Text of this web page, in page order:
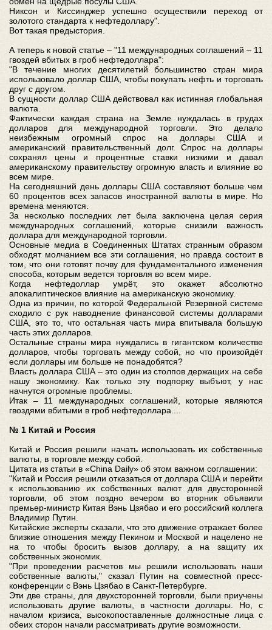
Никсон и Киссинджер успешно осуществили переход от
золотого стандарта к нефтедоллару".
Вот такая предыстория.
А теперь к новой статье – "11 международных соглашений – 11
гвоздей вбитых в гроб нефтедоллара":
"В течение многих десятилетий большинство стран мира
использовало доллар США, чтобы покупать нефть и торговать
друг с другом.
В сущности доллар США действовал как истинная глобальная
валюта.
Фактически каждая страна на Земле нуждалась в грудах
долларов для международной торговли. Это делало
неизбежным огромный спрос на доллары США и
американский правительственный долг. Спрос на доллары
сохранял цены и процентные ставки низкими и давал
американскому правительству огромную власть и влияние во
всем мире.
На сегодняшний день доллары США составляют больше чем
60 процентов всех запасов иностранной валюты в мире. Но
времена меняются.
За несколько последних лет была заключена целая серия
международных соглашений, которые снизили важность
доллара для международной торговли.
Основные медиа в Соединенных Штатах странным образом
обходят молчанием все эти соглашения, но правда состоит в
том, что они готовят почву для фундаментального изменения
способа, которым ведется торговля во всем мире.
Когда нефтедоллар умрёт, это окажет абсолютно
апокалиптическое влияние на американскую экономику.
Одна из причин, по которой Федеральной Резервной системе
сходило с рук наводнение финансовой системы долларами
США, это то, что остальная часть мира впитывала большую
часть этих долларов.
Остальные страны мира нуждались в гигантском количестве
долларов, чтобы торговать между собой, но что произойдёт
если доллары им больше не понадобятся?
Власть доллара США – это один из столпов держащих на себе
нашу экономику. Как только эту подпорку выбъют, у нас
начнутся огромные проблемы.
Итак – 11 международных соглашений, которые являются
гвоздями вбитыми в гроб нефтедоллара....
№ 1 Китай и Россия
Китай и Россия решили начать использовать их собственные
валюты, в торговле между собой.
Цитата из статьи в «China Daily» об этом важном соглашении:
"Китай и Россия решили отказаться от доллара США и перейти
к использованию их собственных валют для двусторонней
торговли, об этом поздно вечером во вторник объявили
премьер-министр Китая Вэнь Цзябао и его российский коллега
Владимир Путин.
Китайские эксперты сказали, что это движение отражает более
близкие отношения между Пекином и Москвой и нацелено не
на то чтобы бросить вызов доллару, а на защиту их
собственных экономик.
"При проведении расчетов мы решили использовать наши
собственные валюты," сказал Путин на совместной пресс-
конференции с Вэнь Цзябао в Санкт-Петербурге.
Эти две страны, для двухсторонней торговли, были приучены
использовать другие валюты, в частности доллары. Но, с
началом кризиса, высокопоставленные должностные лица с
обеих сторон начали рассматривать другие возможности.